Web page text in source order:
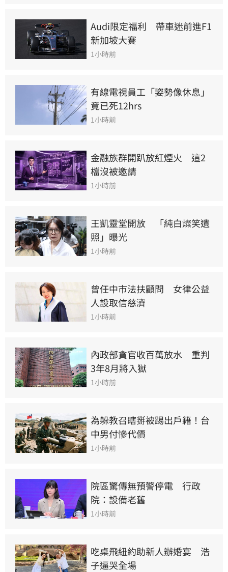
Audi限定福利　帶車迷前進F1
新加坡大賽
1小時前
有線電視員工「姿勢像休息」
竟已死12hrs
1小時前
金融族群開趴放紅煙火　這2
檔沒被邀請
1小時前
王凱靈堂開放　「純白燦笑遺
照」曝光
1小時前
曾任中市法扶顧問　女律公益
人設取信慈濟
1小時前
內政部貪官收百萬放水　重判
3年8月將入獄
1小時前
為躲教召瞎掰被踢出戶籍！台
中男付慘代價
1小時前
院區驚傳無預警停電　行政
院：設備老舊
1小時前
吃桌飛紐約助新人辦婚宴　浩
子逼哭全場